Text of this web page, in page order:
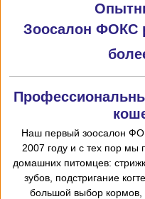
Зоосалон ФОКС
Наш первый зоосалон
2007 году и с тех пор мы
домашних питомцев:
зубов, подстригание
большой выбор кормов,